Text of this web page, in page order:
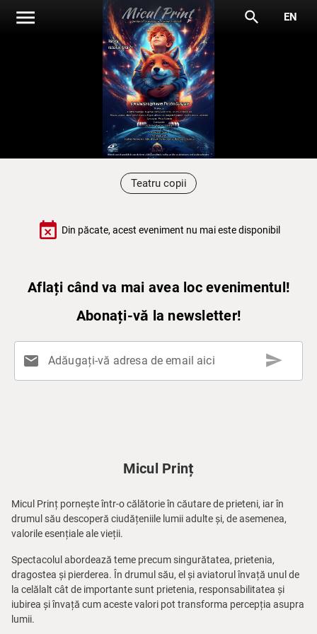
menu search EN
Teatru copii
event_busy Din păcate, acest eveniment nu mai este disponibil
Aflați când va mai avea loc evenimentul!
Abonați-vă la newsletter!
mail Adăugați-vă adresa de email aici send
Micul Prinț
Micul Prinț pornește într-o călătorie în căutare de prieteni, iar în
drumul său descoperă ciudățeniile lumii adulte și, de asemenea,
valorile esențiale ale vieții.
Spectacolul abordează teme precum singurătatea, prietenia,
dragostea și pierderea. În drumul său, el și aviatorul învață unul de
la celălalt cât de importante sunt prietenia, responsabilitatea și
iubirea și învață cum aceste valori pot transforma percepția asupra
lumii.